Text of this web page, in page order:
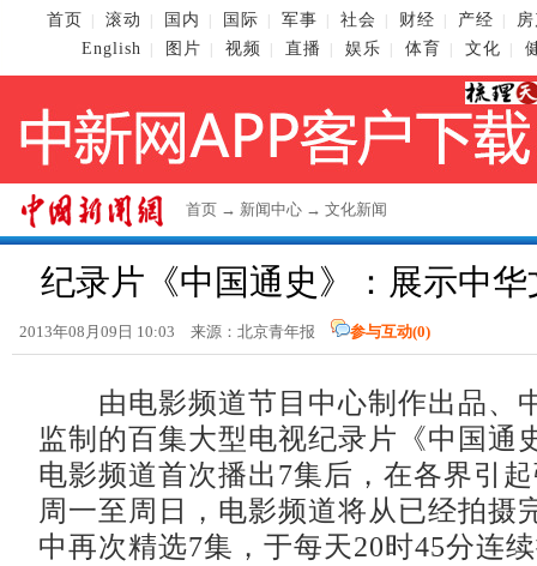
首页 滚动 国内 国际 军事 社会 财经 产经
English
图片 视频 直播 娱乐 体育 文化
首页 → 新闻中心 → 文化新闻
纪录片《中国通史》：展示中华
2013年08月09日 10:03 来源：北京青年报 参与互动(0)
由电影频道节目中心制作出品、
监制的百集大型电视纪录片《中国通
电影频道首次播出7集后，在各界引
周一至周日，电影频道将从已经拍摄
中再次精选7集，于每天20时45分连